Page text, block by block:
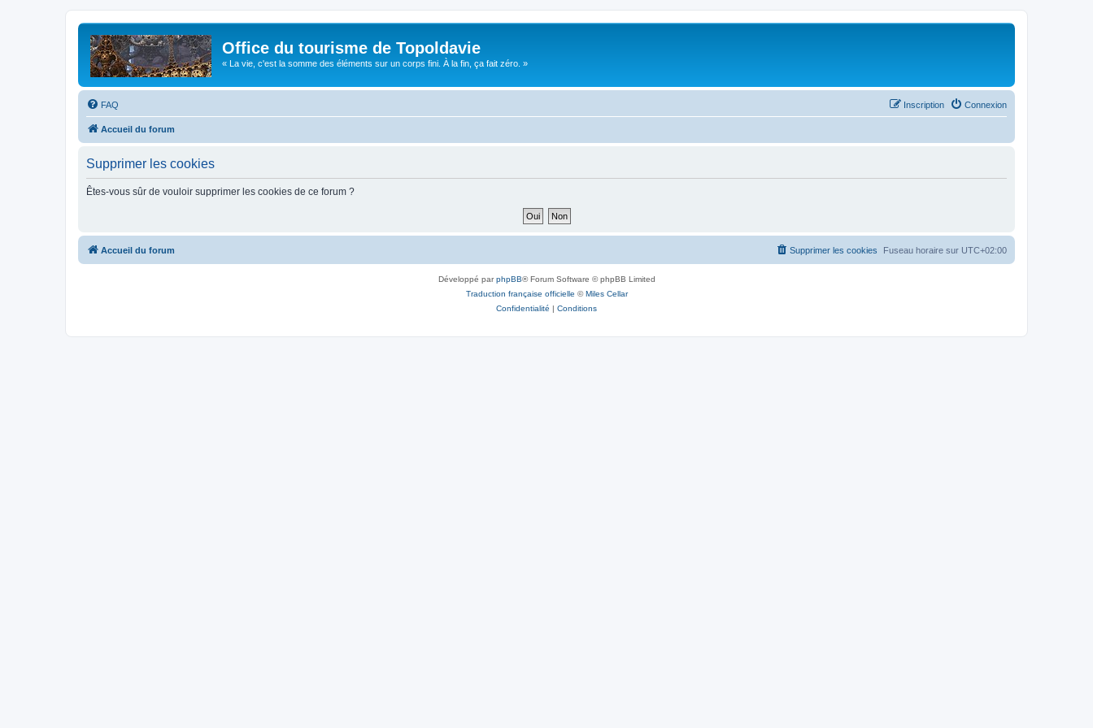
Office du tourisme de Topoldavie
« La vie, c'est la somme des éléments sur un corps fini. À la fin, ça fait zéro. »
FAQ Connexion
Inscription
Accueil du forum
Supprimer les cookies
Êtes-vous sûr de vouloir supprimer les cookies de ce forum ?
Accueil du forum Fuseau horaire sur UTC+02:00
Supprimer les cookies
Développé parphpBB® Forum Software © phpBB Limited
Traduction française officielle ©Miles Cellar
Confidentialité | Conditions